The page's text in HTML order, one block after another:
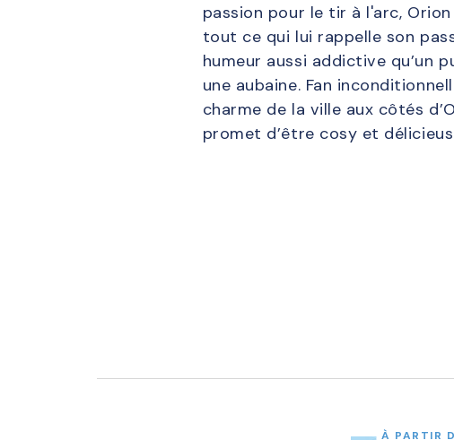
passion pour le tir à l'arc,
tout ce qui lui rappelle son
humeur aussi addictive qu’un
une aubaine. Fan
charme de la ville aux côtés
promet d’être cosy et
À PARTIR